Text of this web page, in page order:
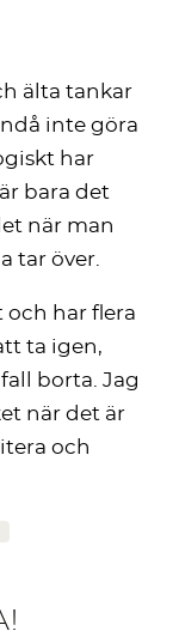
älta tankar
inte göra
har
bara det
när man
tar över.
och har flera
ta igen,
borta. Jag
när det är
och